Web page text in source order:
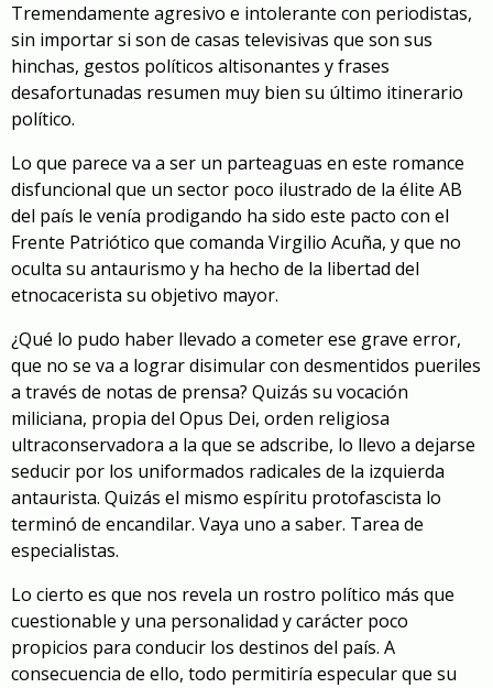
Tremendamente agresivo e intolerante con periodistas,
sin importar si son de casas televisivas que son sus
hinchas, gestos políticos altisonantes y frases
desafortunadas resumen muy bien su último itinerario
político.
Lo que parece va a ser un parteaguas en este romance
disfuncional que un sector poco ilustrado de la élite AB
del país le venía prodigando ha sido este pacto con el
Frente Patriótico que comanda Virgilio Acuña, y que no
oculta su antaurismo y ha hecho de la libertad del
etnocacerista su objetivo mayor.
¿Qué lo pudo haber llevado a cometer ese grave error,
que no se va a lograr disimular con desmentidos pueriles
a través de notas de prensa? Quizás su vocación
miliciana, propia del Opus Dei, orden religiosa
ultraconservadora a la que se adscribe, lo llevo a dejarse
seducir por los uniformados radicales de la izquierda
antaurista. Quizás el mismo espíritu protofascista lo
terminó de encandilar. Vaya uno a saber. Tarea de
especialistas.
Lo cierto es que nos revela un rostro político más que
cuestionable y una personalidad y carácter poco
propicios para conducir los destinos del país. A
consecuencia de ello, todo permitiría especular que su